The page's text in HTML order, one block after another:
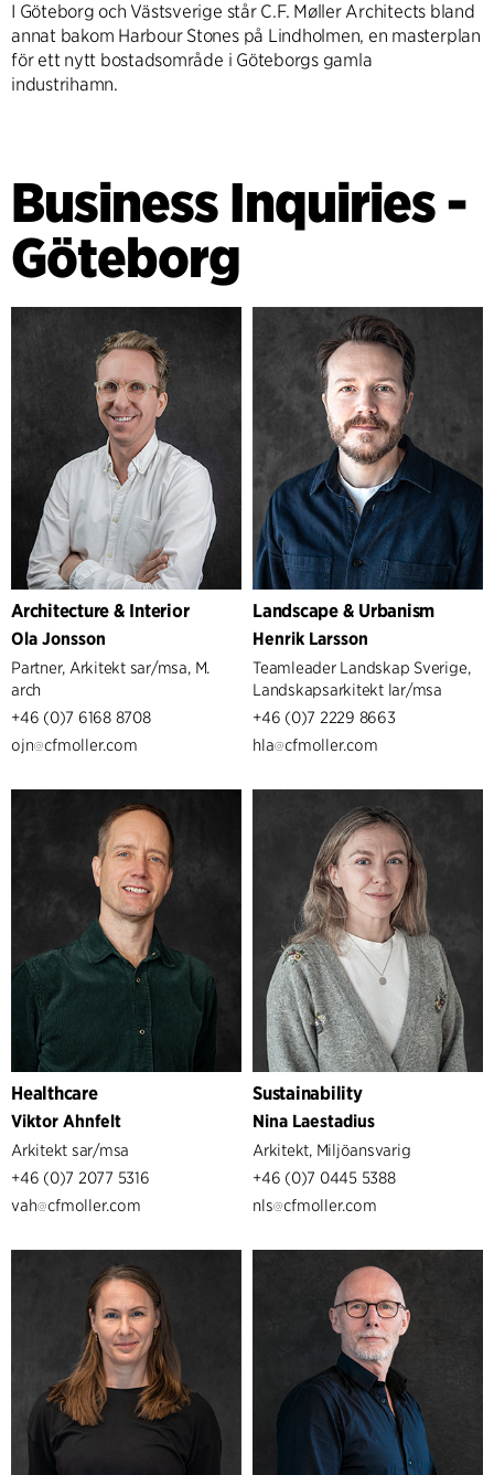
I Göteborg och Västsverige står C.F. Møller Architects bland
annat bakom Harbour Stones på Lindholmen, en masterplan
för ett nytt bostadsområde i Göteborgs gamla
industrihamn.
Business Inquiries -
Göteborg
Architecture & Interior
Ola Jonsson
Partner, Arkitekt sar/msa, M.
arch
+46 (0)7 6168 8708
ojn
cfmoller.com
Landscape & Urbanism
Henrik Larsson
Teamleader Landskap Sverige,
Landskapsarkitekt lar/msa
+46 (0)7 2229 8663
hla
cfmoller.com
Healthcare
Viktor Ahnfelt
Arkitekt sar/msa
+46 (0)7 2077 5316
vah
cfmoller.com
Sustainability
Nina Laestadius
Arkitekt, Miljöansvarig
+46 (0)7 0445 5388
nls
cfmoller.com